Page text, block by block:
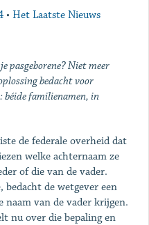
• Het Laatste Nieuws
pasgeborene? Niet meer
bedacht voor
béide familienamen, in
de federale overheid dat
welke achternaam ze
of die van de vader.
bedacht de wetgever een
naam van de vader krijgen.
nu over die bepaling en